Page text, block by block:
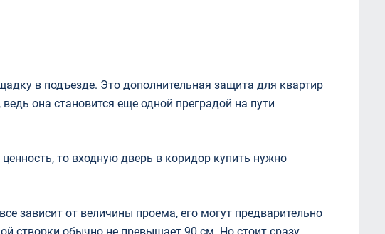
в подъезде. Это дополнительная защита для квартир
она становится еще одной преградой на пути
то входную дверь в коридор купить нужно
зависит от величины проема, его могут предварительно